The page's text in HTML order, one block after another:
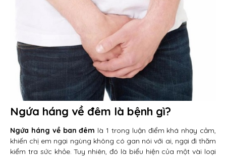
Ngứa háng về đêm là bệnh gì?
Ngứa háng về ban đêm là 1 trong luận điểm khá nhạy cảm,
khiến chị em ngại ngùng không có gan nói với ai, ngại đi thăm
kiểm tra sức khỏe. Tuy nhiên, đó là biểu hiện của một vài loại